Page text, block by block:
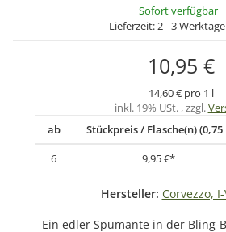
Sofort verfügbar
Lieferzeit:2 - 3 Werktage
10,95 €
14,60 € pro 1 l
inkl. 19% USt. , zzgl.
ab
Stückpreis / Flasche(n) (0,75
6
9,95 €*
Hersteller: Corvezzo,
Ein edler Spumante in der Bling-